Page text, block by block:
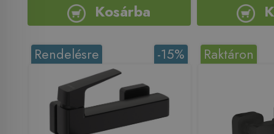
Kosárba
-15%
Rendelésre Raktáron